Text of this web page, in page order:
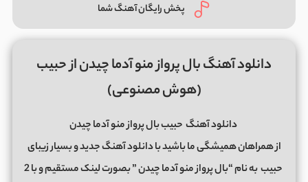
پخش رایگان آهنگ شما
دانلود آهنگ بال پرواز منو آدما چیدن از حبیب
(هوش مصنوعی)
دانلود آهنگ حبیب بال پرواز منو آدما چیدن
از همراهان همیشگی ما باشید با دانلود آهنگ جدید و بسیار زیبای
حبیب
به نام “بال پرواز منو آدما چیدن ” بصورت لینک مستقیم و با 2